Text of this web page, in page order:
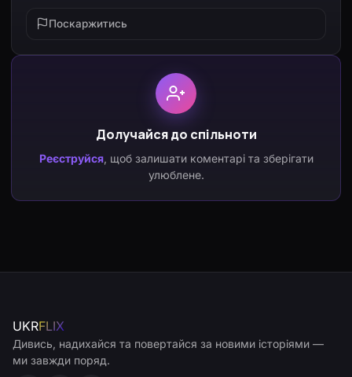
Поскаржитись
Долучайся до спільноти
Реєструйся, щоб залишати коментарі та зберігати
улюблене.
UKRFLIX
Дивись, надихайся та повертайся за новими історіями —
ми завжди поряд.